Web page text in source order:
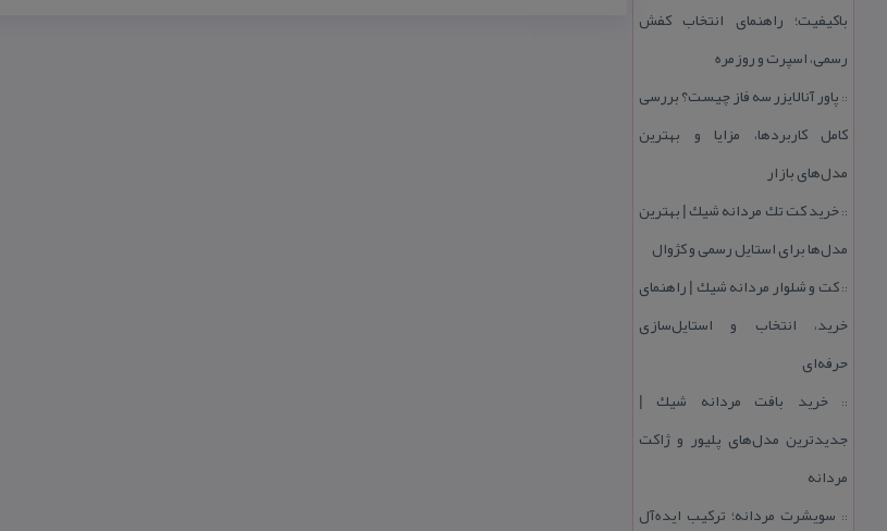
باكیفیت؛ راهنمای انتخاب كفش
رسمی، اسپرت و روزمره
:: پاور آنالایزر سه فاز چیست؟ بررسی
كامل كاربردها، مزایا و بهترین
مدل‌های بازار
::خرید كت تك مردانه شیك | بهترین
مدل‌ها برای استایل رسمی و كژوال
::كت و شلوار مردانه شیك | راهنمای
خرید، انتخاب و استایل‌سازی
حرفه‌ای
::خرید بافت مردانه شیك |
جدیدترین مدل‌های پلیور و ژاكت
مردانه
:: سویشرت مردانه؛ تركیب ایده‌آل